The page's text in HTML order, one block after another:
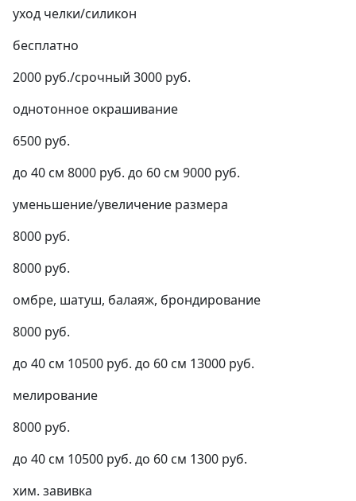
уход челки/силикон
бесплатно
2000 руб./срочный 3000 руб.
однотонное окрашивание
6500 руб.
до 40 см 8000 руб. до 60 см 9000 руб.
уменьшение/увеличение размера
8000 руб.
8000 руб.
омбре, шатуш, балаяж, брондирование
8000 руб.
до 40 см 10500 руб. до 60 см 13000 руб.
мелирование
8000 руб.
до 40 см 10500 руб. до 60 см 1300 руб.
хим. завивка